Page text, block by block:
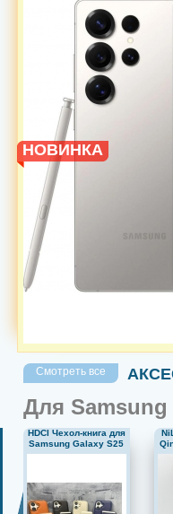
НОВИНКА
Смотреть все
Для Samsung
HDCI Чехол-книга для
Samsung Galaxy S25
Ultra на магнитах